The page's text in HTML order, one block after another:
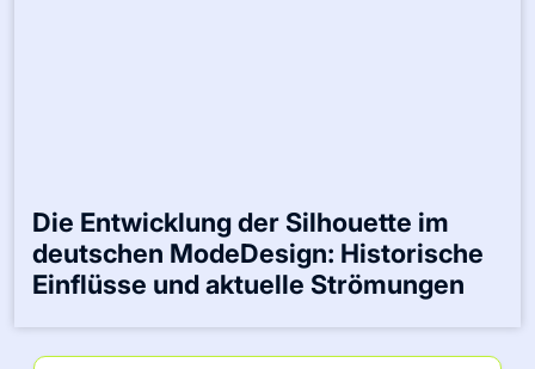
Die Entwicklung der Silhouette im
deutschen ModeDesign: Historische
Einflüsse und aktuelle Strömungen